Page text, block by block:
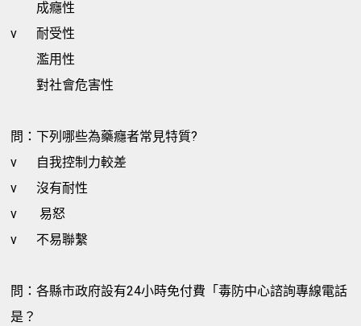
成癮性
v
耐受性
濫用性
對社會危害性
問：下列哪些為藥癮者常見特質?
v
自我控制力較差
v
沒有耐性
v
易怒
v
不易聯繫
問：各縣市政府設有24小時免付費「毒防中心諮詢專線電話
是？